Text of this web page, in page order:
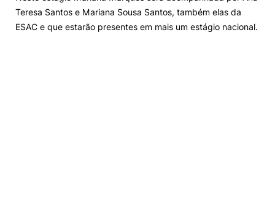
Magazine
Teresa Santos e Mariana Sousa Santos, também elas da
ESAC e que estarão presentes em mais um estágio nacional.